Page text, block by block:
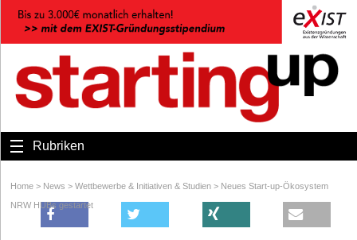
Rubriken
Home > News > Wettbewerbe & Initiativen & Studien > Neues Start-up-Ökosystem
NRW HUBs gestartet